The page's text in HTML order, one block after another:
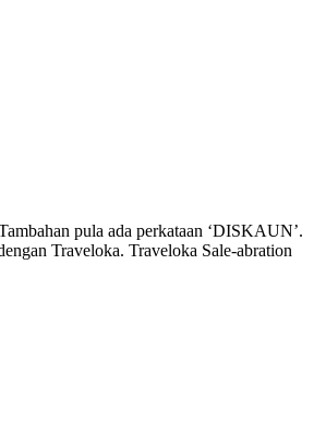
pula ada perkataan ‘DISKAUN’.
Traveloka. Traveloka Sale-abration